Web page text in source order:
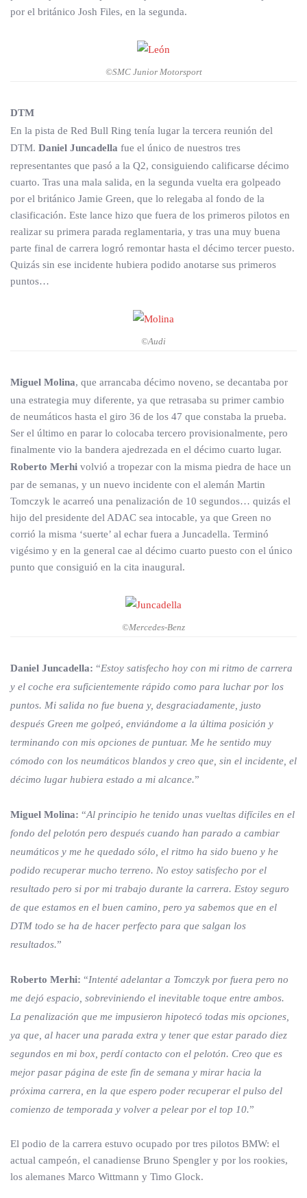
por el británico Josh Files, en la segunda.
©SMC Junior Motorsport
DTM
En la pista de Red Bull Ring tenía lugar la tercera reunión del
DTM. Daniel Juncadella fue el único de nuestros tres
representantes que pasó a la Q2, consiguiendo calificarse décimo
cuarto. Tras una mala salida, en la segunda vuelta era golpeado
por el británico Jamie Green, que lo relegaba al fondo de la
clasificación. Este lance hizo que fuera de los primeros pilotos en
realizar su primera parada reglamentaria, y tras una muy buena
parte final de carrera logró remontar hasta el décimo tercer puesto.
Quizás sin ese incidente hubiera podido anotarse sus primeros
puntos…
©Audi
Miguel Molina, que arrancaba décimo noveno, se decantaba por
una estrategia muy diferente, ya que retrasaba su primer cambio
de neumáticos hasta el giro 36 de los 47 que constaba la prueba.
Ser el último en parar lo colocaba tercero provisionalmente, pero
finalmente vio la bandera ajedrezada en el décimo cuarto lugar.
Roberto Merhi volvió a tropezar con la misma piedra de hace un
par de semanas, y un nuevo incidente con el alemán Martin
Tomczyk le acarreó una penalización de 10 segundos… quizás el
hijo del presidente del ADAC sea intocable, ya que Green no
corrió la misma ‘suerte’ al echar fuera a Juncadella. Terminó
vigésimo y en la general cae al décimo cuarto puesto con el único
punto que consiguió en la cita inaugural.
©Mercedes-Benz
Daniel Juncadella: “Estoy satisfecho hoy con mi ritmo de carrera
y el coche era suficientemente rápido como para luchar por los
puntos. Mi salida no fue buena y, desgraciadamente, justo
después Green me golpeó, enviándome a la última posición y
terminando con mis opciones de puntuar. Me he sentido muy
cómodo con los neumáticos blandos y creo que, sin el incidente, el
décimo lugar hubiera estado a mi alcance.”
Miguel Molina: “Al principio he tenido unas vueltas difíciles en el
fondo del pelotón pero después cuando han parado a cambiar
neumáticos y me he quedado sólo, el ritmo ha sido bueno y he
podido recuperar mucho terreno. No estoy satisfecho por el
resultado pero si por mi trabajo durante la carrera. Estoy seguro
de que estamos en el buen camino, pero ya sabemos que en el
DTM todo se ha de hacer perfecto para que salgan los
resultados.”
Roberto Merhi: “Intenté adelantar a Tomczyk por fuera pero no
me dejó espacio, sobreviniendo el inevitable toque entre ambos.
La penalización que me impusieron hipotecó todas mis opciones,
ya que, al hacer una parada extra y tener que estar parado diez
segundos en mi box, perdí contacto con el pelotón. Creo que es
mejor pasar página de este fin de semana y mirar hacia la
próxima carrera, en la que espero poder recuperar el pulso del
comienzo de temporada y volver a pelear por el top 10.”
El podio de la carrera estuvo ocupado por tres pilotos BMW: el
actual campeón, el canadiense Bruno Spengler y por los rookies,
los alemanes Marco Wittmann y Timo Glock.